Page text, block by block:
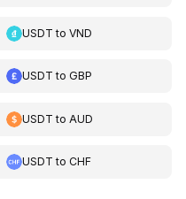
USDT toVND
USDT toGBP
USDT to AUD
USDT toCHF